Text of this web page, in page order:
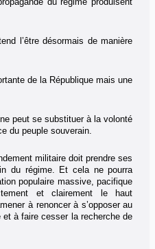
l’être désormais de manière
de la République mais une
peut se substituer à la volonté
du peuple souverain.
militaire doit prendre ses
du régime. Et cela ne pourra
populaire massive, pacifique
et clairement le haut
à renoncer à s’opposer au
à faire cesser la recherche de